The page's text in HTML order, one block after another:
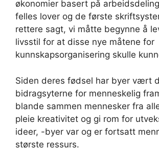
økonomier basert på
felles lover og de første
rettere sagt, vi måtte begynne å
livsstil for at disse nye måtene for
kunnskapsorganisering skulle
Siden deres fødsel har byer vært
bidragsyterne for menneskelig
blande sammen mennesker fra
pleie kreativitet og gi rom for
ideer, -byer var og er fortsatt
største ressurs.